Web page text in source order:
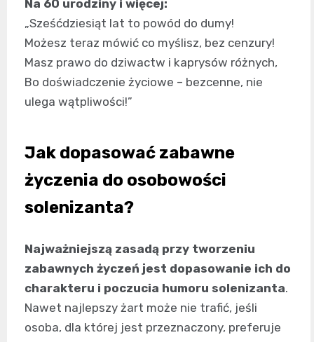
Na 60 urodziny i więcej:
„Sześćdziesiąt lat to powód do dumy!
Możesz teraz mówić co myślisz, bez cenzury!
Masz prawo do dziwactw i kaprysów różnych,
Bo doświadczenie życiowe – bezcenne, nie
ulega wątpliwości!”
Jak dopasować zabawne
życzenia do osobowości
solenizanta?
Najważniejszą zasadą przy tworzeniu
zabawnych życzeń jest dopasowanie ich do
charakteru i poczucia humoru solenizanta.
Nawet najlepszy żart może nie trafić, jeśli
osoba, dla której jest przeznaczony, preferuje